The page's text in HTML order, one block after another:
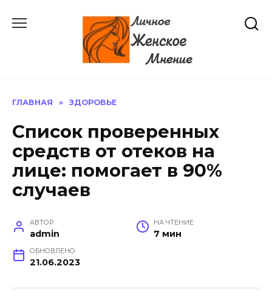
ГЛАВНАЯ » ЗДОРОВЬЕ
Список проверенных
средств от отеков на
лице: помогает в 90%
случаев
АВТОР
admin
НА ЧТЕНИЕ
7 мин
ОБНОВЛЕНО
21.06.2023